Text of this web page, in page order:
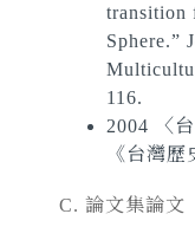
transition
Sphere.”
116.
2004 〈
《台灣
C. 論文集論文